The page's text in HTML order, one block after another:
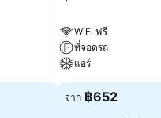
WiFi ฟรี
ที่จอดรถ
แอร์
จาก ฿652